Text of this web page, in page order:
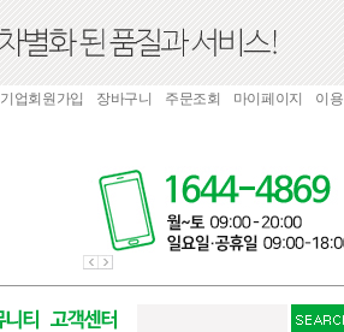
기업회원가입 장바구니 주문조회 마이페이지 이